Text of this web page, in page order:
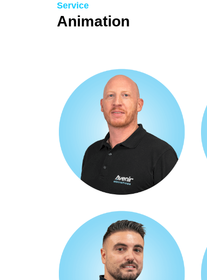
Service
Animation